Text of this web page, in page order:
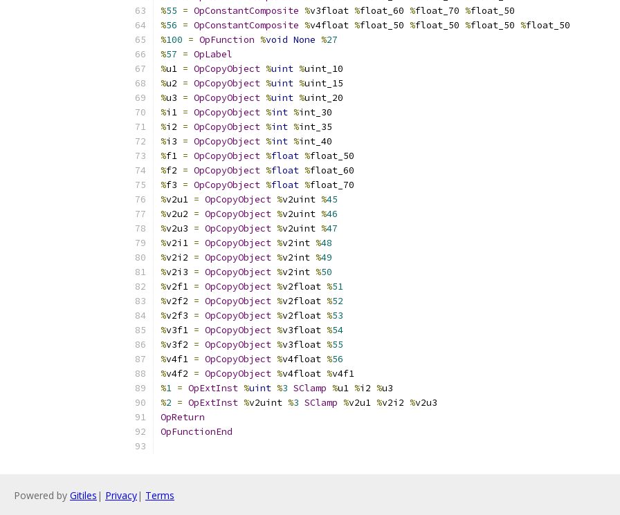
%55 = OpConstantComposite %v3float %float_60 %float_70 %float_50
%56 = OpConstantComposite %v4float %float_50 %float_50 %float_50 %float_50
%100 = OpFunction %void None %27
%57 = OpLabel
%u1 = OpCopyObject %uint %uint_10
%u2 = OpCopyObject %uint %uint_15
%u3 = OpCopyObject %uint %uint_20
%i1 = OpCopyObject %int %int_30
%i2 = OpCopyObject %int %int_35
%i3 = OpCopyObject %int %int_40
%f1 = OpCopyObject %float %float_50
%f2 = OpCopyObject %float %float_60
%f3 = OpCopyObject %float %float_70
%v2u1 = OpCopyObject %v2uint %45
%v2u2 = OpCopyObject %v2uint %46
%v2u3 = OpCopyObject %v2uint %47
%v2i1 = OpCopyObject %v2int %48
%v2i2 = OpCopyObject %v2int %49
%v2i3 = OpCopyObject %v2int %50
%v2f1 = OpCopyObject %v2float %51
%v2f2 = OpCopyObject %v2float %52
%v2f3 = OpCopyObject %v2float %53
%v3f1 = OpCopyObject %v3float %54
%v3f2 = OpCopyObject %v3float %55
%v4f1 = OpCopyObject %v4float %56
%v4f2 = OpCopyObject %v4float %v4f1
%1 = OpExtInst %uint %3 SClamp %u1 %i2 %u3
%2 = OpExtInst %v2uint %3 SClamp %v2u1 %v2i2 %v2u3
OpReturn
OpFunctionEnd
Powered by Gitiles | Privacy| Terms